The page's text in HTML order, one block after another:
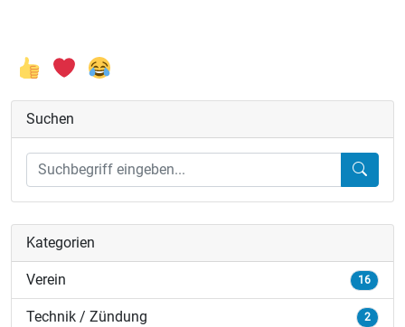
Suchen
Kategorien
Verein 16
Technik / Zündung 2